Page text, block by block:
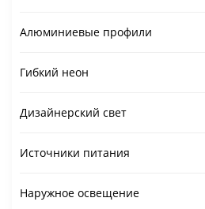
Алюминиевые профили
Гибкий неон
Дизайнерский свет
Источники питания
Наружное освещение